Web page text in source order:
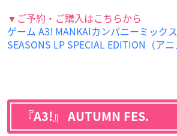
▼ご予約・ご購入はこちらから
ゲーム A3! MANKAIカンパニーミック
SEASONS LP SPECIAL EDITION（アニ
『A3!』 AUTUMN FES.